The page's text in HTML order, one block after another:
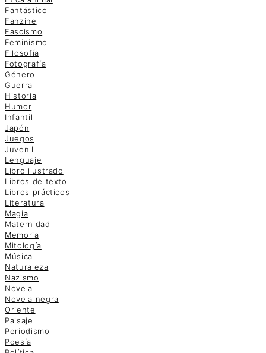
Fantástico
Fanzine
Fascismo
Feminismo
Filosofía
Fotografía
Género
Guerra
Historia
Humor
Infantil
Japón
Juegos
Juvenil
Lenguaje
Libro ilustrado
Libros de texto
Libros prácticos
Literatura
Magia
Maternidad
Memoria
Mitología
Música
Naturaleza
Nazismo
Novela
Novela negra
Oriente
Paisaje
Periodismo
Poesía